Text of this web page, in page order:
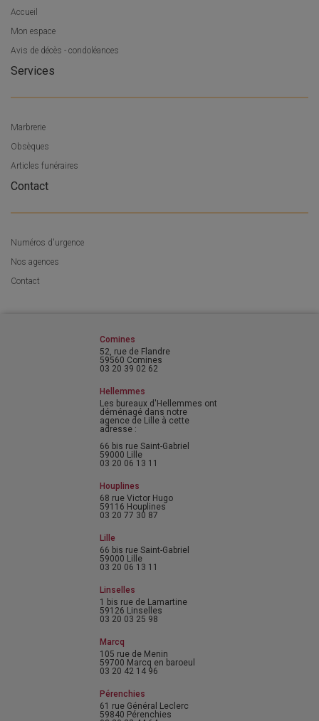
Accueil
Mon espace
Avis de décès - condoléances
Services
Marbrerie
Obsèques
Articles funéraires
Contact
Numéros d'urgence
Nos agences
Contact
Comines
52, rue de Flandre
59560 Comines
03 20 39 02 62
Hellemmes
Les bureaux d'Hellemmes ont
déménagé dans notre
agence de Lille à cette
adresse :
66 bis rue Saint-Gabriel
59000 Lille
03 20 06 13 11
Houplines
68 rue Victor Hugo
59116 Houplines
03 20 77 30 87
Lille
66 bis rue Saint-Gabriel
59000 Lille
03 20 06 13 11
Linselles
1 bis rue de Lamartine
59126 Linselles
03 20 03 25 98
Marcq
105 rue de Menin
59700 Marcq en baroeul
03 20 42 14 96
Pérenchies
61 rue Général Leclerc
59840 Pérenchies